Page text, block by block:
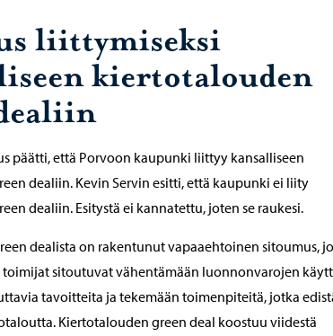
liittymiseksi
kiertotalouden
päätti, että Porvoon kaupunki liittyy kansalliseen
dealiin. Kevin Servin esitti, että kaupunki ei liity
dealiin. Esitystä ei kannatettu, joten se raukesi.
dealista on rakentunut vapaaehtoinen sitoumus,
sitoutuvat vähentämään luonnonvarojen
tavoitteita ja tekemään toimenpiteitä, jotka
Kiertotalouden green deal koostuu viidestä